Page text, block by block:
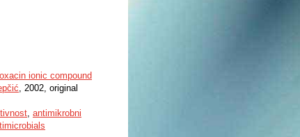
ionic compound
, 2002, original
, antimikrobni